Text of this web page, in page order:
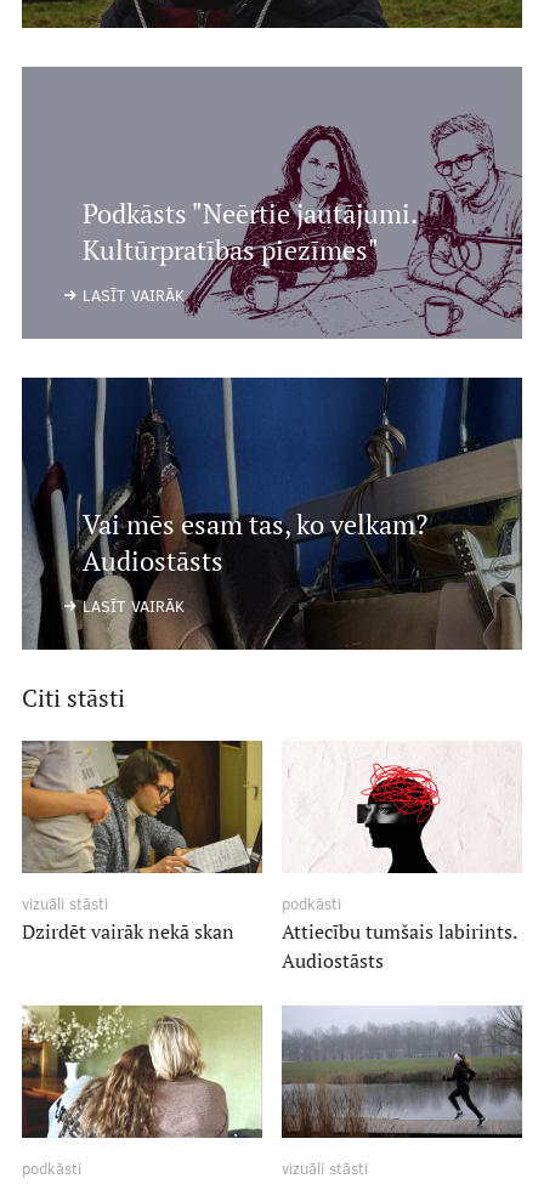
Podkāsts "Neērtie jautājumi.
Kultūrpratības piezīmes"
LASĪT VAIRĀK
Vai mēs esam tas, ko velkam?
Audiostāsts
LASĪT VAIRĀK
Citi stāsti
vizuāli stāsti
Dzirdēt vairāk nekā skan
podkāsti
Attiecību tumšais labirints.
Audiostāsts
podkāsti vizuāli stāsti